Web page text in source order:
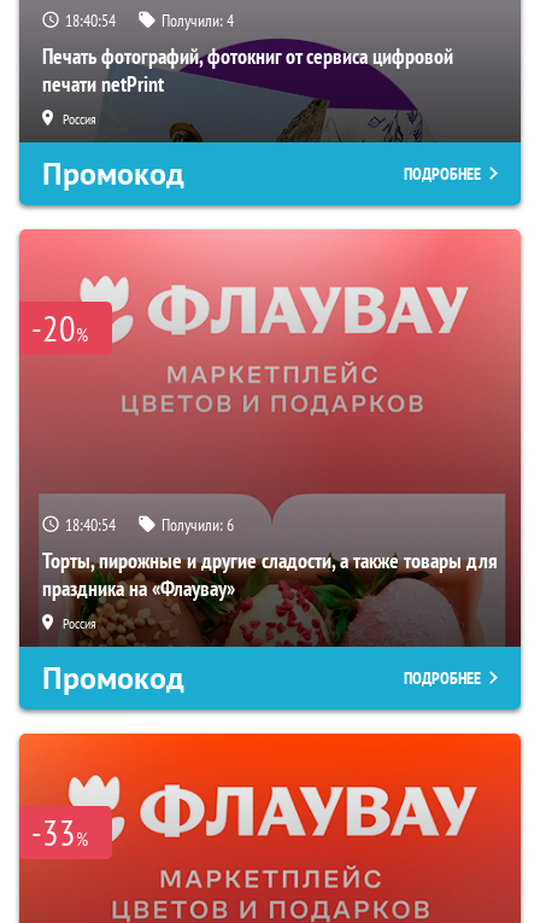
18:40:53 Получили:4
Печать фотографий, фотокниг от сервиса цифровой
печати netPrint
Россия
Промокод ПОДРОБНЕЕ
-20%
18:40:53 Получили:6
Торты, пирожные и другие сладости, а также товары для
праздника на «Флаувау»
Россия
Промокод ПОДРОБНЕЕ
-33%